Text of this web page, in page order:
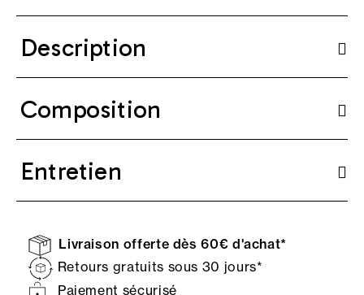
Description
Composition
Entretien
Livraison offerte dès 60€ d'achat*
Retours gratuits sous 30 jours*
Paiement sécurisé